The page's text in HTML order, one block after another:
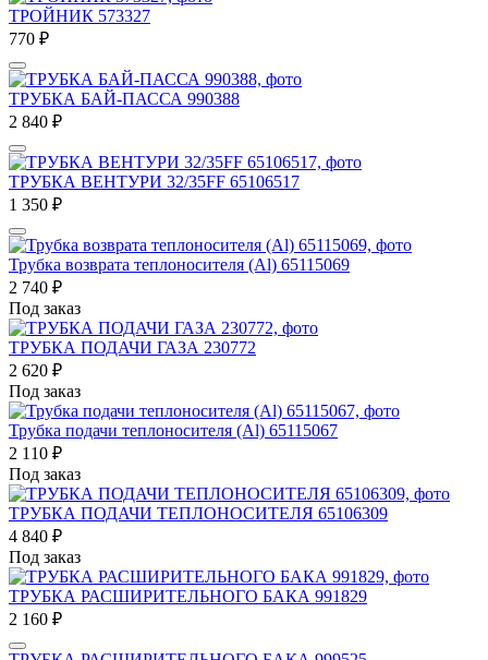
ТРОЙНИК 573327
770 ₽
ТРУБКА БАЙ-ПАССА 990388
2 840 ₽
ТРУБКА ВЕНТУРИ 32/35FF 65106517
1 350 ₽
Трубка возврата теплоносителя (Al) 65115069
2 740 ₽
Под заказ
ТРУБКА ПОДАЧИ ГАЗА 230772
2 620 ₽
Под заказ
Трубка подачи теплоносителя (Al) 65115067
2 110 ₽
Под заказ
ТРУБКА ПОДАЧИ ТЕПЛОНОСИТЕЛЯ 65106309
4 840 ₽
Под заказ
ТРУБКА РАСШИРИТЕЛЬНОГО БАКА 991829
2 160 ₽